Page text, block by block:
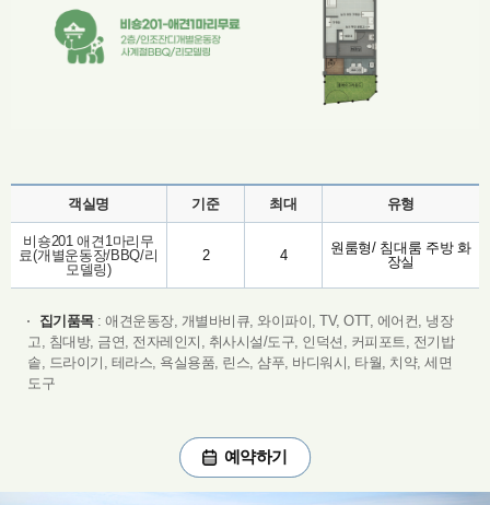
객실명 기준 최대 유형
비숑201 애견1마리무
료(개별운동장/BBQ/리
모델링)
2 4
원룸형/ 침대룸 주방 화
장실
집기품목: 애견운동장, 개별바비큐, 와이파이, TV, OTT, 에어컨, 냉장
고, 침대방, 금연, 전자레인지, 취사시설/도구, 인덕션, 커피포트, 전기밥
솥, 드라이기, 테라스, 욕실용품, 린스, 샴푸, 바디워시, 타월, 치약, 세면
도구
예약하기
예약하기